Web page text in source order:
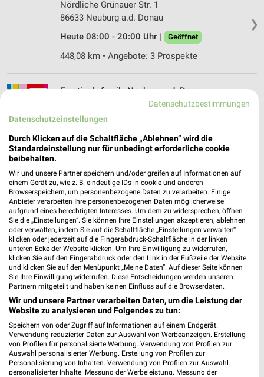
❯
Nördliche Grünauer Str. 1
86633 Neuburg a.d. Donau
Heute 08:00 - 20:00 Uhr |
Geöffnet
448,08 km • Angebote: 3 Prospekte
Ernsting's family Neuburg a.d. Donau
86633 Neuburg a.d. Donau
Heute 09:00 - 16:00 Uhr | Geöffnet
448,92 km
Rossmann Wolnzach
Hopfenstr. 59
85283 Wolnzach
Heute 08:00 - 20:00 Uhr | Geöffnet
452,56 km • Angebote: 3 Prospekte
Ernsting's family Eichstätt
Gabrielistraße 3
85072 Eichstätt
Heute 09:00 - 14:00 Uhr | Geschlossen
432,44 km
Datenschutzbestimmungen
Datenschutzeinstellungen
Durch Klicken auf die Schaltfläche „Ablehnen“ wird die
Standardeinstellung nur für unbedingt erforderliche cookie
beibehalten.
Wir und unsere Partner speichern und/oder greifen auf Informationen auf
einem Gerät zu, wie z. B. eindeutige IDs in cookie und anderen
Browserspeichern, um personenbezogene Daten zu verarbeiten. Einige
Anbieter verarbeiten Ihre personenbezogenen Daten möglicherweise
aufgrund eines berechtigten Interesses. Um dem zu widersprechen, öffnen
Sie die „Einstellungen“. Sie können Ihre Einstellungen akzeptieren, ablehnen
oder verwalten, indem Sie auf die Schaltfläche „Einstellungen verwalten“
klicken oder jederzeit auf die Fingerabdruck-Schaltfläche in der linken
unteren Ecke der Website klicken. Um Ihre Einwilligung zu widerrufen,
klicken Sie auf den Fingerabdruck oder den Link in der Fußzeile der Website
und klicken Sie auf den Menüpunkt „Meine Daten“. Auf dieser Seite können
Sie Ihre Einwilligung widerrufen. Diese Entscheidungen werden unseren
Partnern mitgeteilt und haben keinen Einfluss auf die Browserdaten.
Wir und unsere Partner verarbeiten Daten, um die Leistung der
Website zu analysieren und Folgendes zu tun:
Speichern von oder Zugriff auf Informationen auf einem Endgerät.
Verwendung reduzierter Daten zur Auswahl von Werbeanzeigen. Erstellung
von Profilen für personalisierte Werbung. Verwendung von Profilen zur
Auswahl personalisierter Werbung. Erstellung von Profilen zur
Personalisierung von Inhalten. Verwendung von Profilen zur Auswahl
personalisierter Inhalte. Messung der Werbeleistung. Messung der